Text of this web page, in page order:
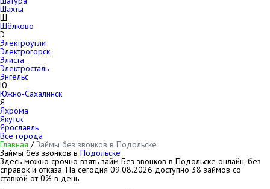
Шахты
Щ
Щёлково
Э
Электроугли
Электрогорск
Элиста
Электросталь
Энгельс
Ю
Южно-Сахалинск
Я
Яхрома
Якутск
Ярославль
Все города
Главная /Займы без звонков в Подольске
Займы без звонков в Подольске
Здесь можно срочно взять займ Без звонков в Подольске онлайн, без
справок и отказа. На сегодня 09.08.2026 доступно 38 займов со
ставкой от 0% в день.